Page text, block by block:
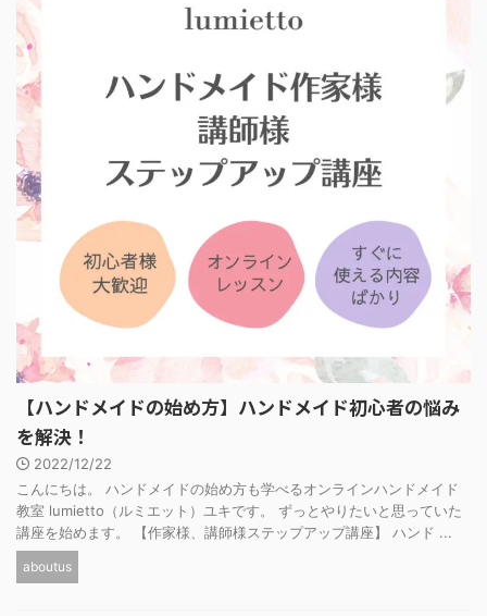
【ハンドメイドの始め方】ハンドメイド初心者の悩み
を解決！
2022/12/22
こんにちは。 ハンドメイドの始め方も学べるオンラインハンドメイド
教室 lumietto（ルミエット）ユキです。 ずっとやりたいと思っていた
講座を始めます。 【作家様、講師様ステップアップ講座】 ハンド ...
aboutus